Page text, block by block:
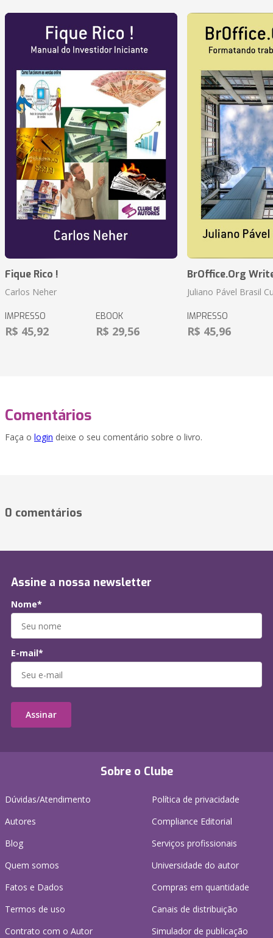
Fique Rico !
Carlos Neher
IMPRESSO
R$ 45,92
EBOOK
R$ 29,56
BrOffice.Org
Juliano Pável Brasil
IMPRESSO
R$ 45,96
Comentários
Faça o login deixe o seu comentário sobre o livro.
0 comentários
Sobre o Clube
Dúvidas/Atendimento
Autores
Blog
Quem somos
Fatos e Dados
Termos de uso
Contrato com o Autor
Política de privacidade
Compliance Editorial
Serviços profissionais
Universidade do autor
Compras em quantidade
Canais de distribuição
Simulador de publicação
Assine a nossa newsletter
Nome*
E-mail*
Assinar